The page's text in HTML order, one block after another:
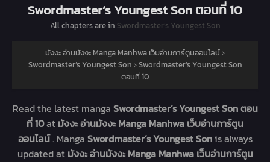
Swordmaster’s Youngest Son ตอนที่ 10
All chapters are in Swordmaster’s Youngest Son
มังงะ อ่านมังงะ Manga Manhwa เว็บอ่านการ์ตูนออนไลน์›
Swordmaster’s Youngest Son ›Swordmaster’s Youngest Son
ตอนที่ 10
Read the latest manga Swordmaster’s Youngest Son ตอน
ที่ 10at มังงะ อ่านมังงะ Manga Manhwa เว็บอ่านการ์ตูน
ออนไลน์. Manga Swordmaster’s Youngest Sonis always
updated at มังงะ อ่านมังงะ Manga Manhwa เว็บอ่านการ์ตูน